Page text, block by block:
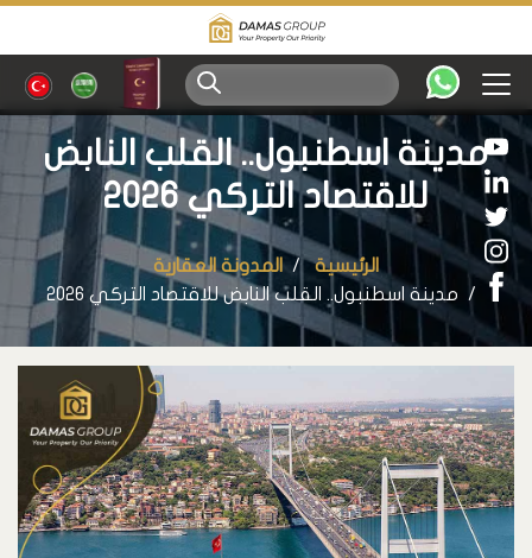
مدينة اسطنبول.. القلب النابض
للاقتصاد التركي 2026
الرئيسية
المدونة العقارية
مدينة اسطنبول.. القلب النابض للاقتصاد التركي 2026